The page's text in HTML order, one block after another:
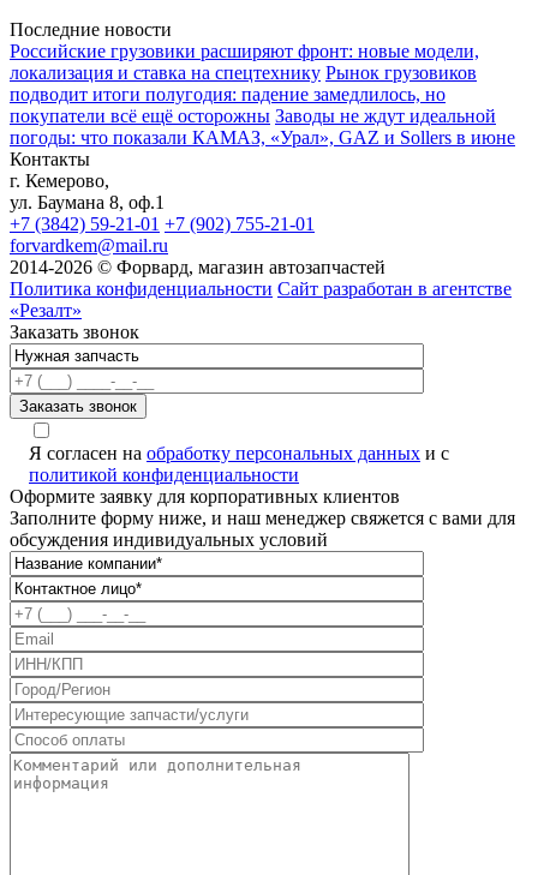
Последние новости
Российские грузовики расширяют фронт: новые модели,
локализация и ставка на спецтехнику Рынок грузовиков
подводит итоги полугодия: падение замедлилось, но
покупатели всё ещё осторожны Заводы не ждут идеальной
погоды: что показали КАМАЗ, «Урал», GAZ и Sollers в июне
Контакты
г. Кемерово,
ул. Баумана 8, оф.1
+7 (3842) 59-21-01 +7 (902) 755-21-01
forvardkem@mail.ru
2014-2026 © Форвард, магазин автозапчастей
Политика конфиденциальности Сайт разработан в агентстве
«Резалт»
Заказать звонок
Я согласен на обработку персональных данных и с
политикой конфиденциальности
Оформите заявку для корпоративных клиентов
Заполните форму ниже, и наш менеджер свяжется с вами для
обсуждения индивидуальных условий